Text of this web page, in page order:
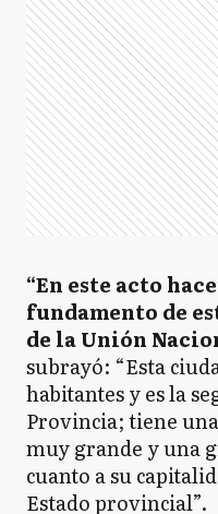
“En este acto
fundamento de
de la Unión
subrayó: “Esta
habitantes y es la
Provincia; tiene
muy grande y una
cuanto a su
Estado provincial”.